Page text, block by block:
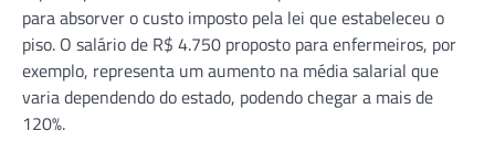
para absorver o custo imposto pela lei que estabeleceu o
piso. O salário de R$ 4.750 proposto para enfermeiros, por
exemplo, representa um aumento na média salarial que
varia dependendo do estado, podendo chegar a mais de
120%.